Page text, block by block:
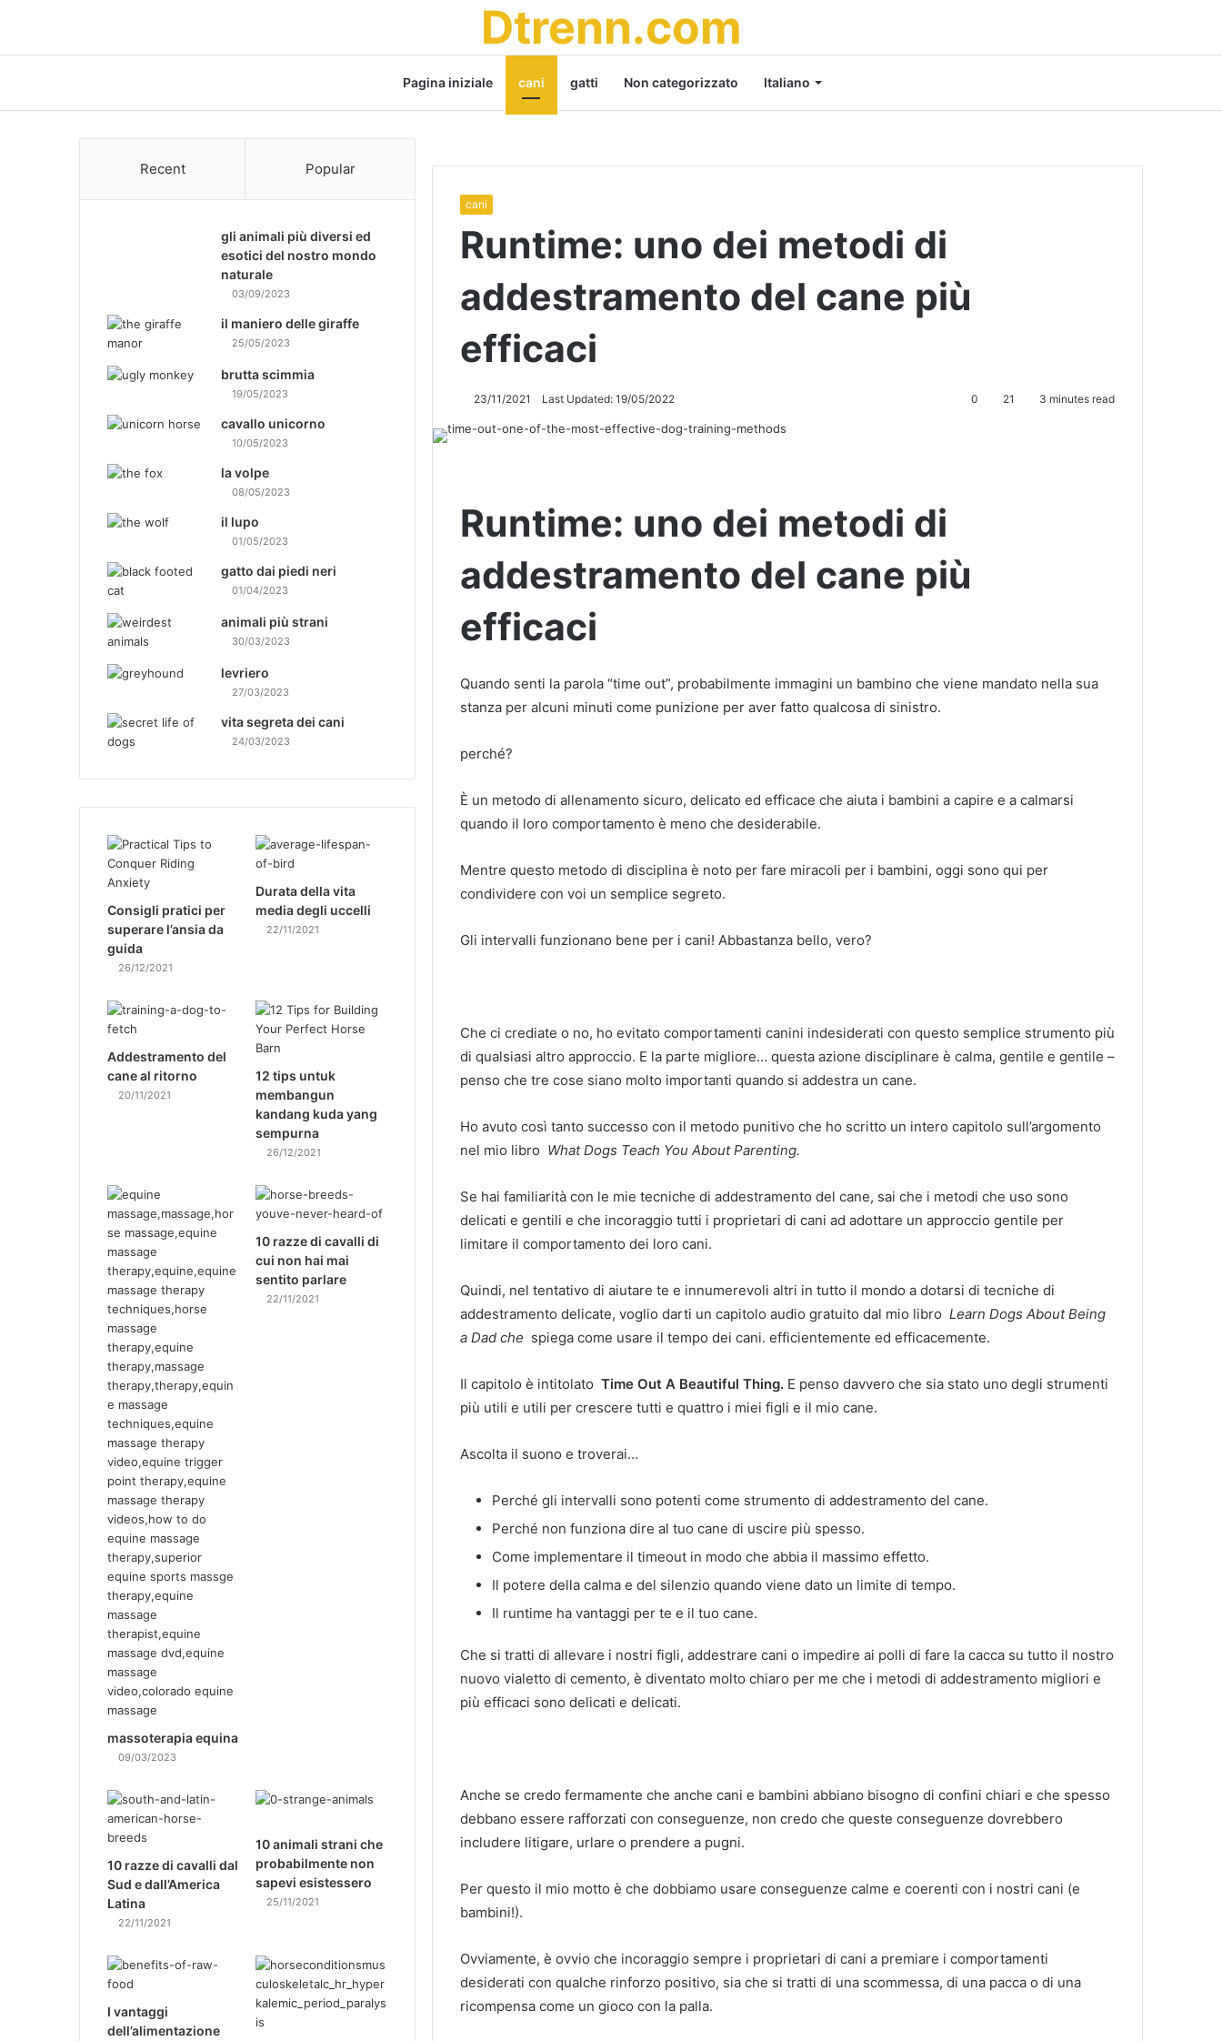
Dtrenn.com
Pagina iniziale cani gatti Non categorizzato Italiano
cani
Runtime: uno dei metodi di
addestramento del cane più
efficaci
23/11/2021 Last Updated: 19/05/2022 0 21 3 minutes read
Runtime: uno dei metodi di
addestramento del cane più
efficaci
Quando senti la parola “time out”, probabilmente immagini un bambino che viene mandato nella sua
stanza per alcuni minuti come punizione per aver fatto qualcosa di sinistro.
perché?
È un metodo di allenamento sicuro, delicato ed efficace che aiuta i bambini a capire e a calmarsi
quando il loro comportamento è meno che desiderabile.
Mentre questo metodo di disciplina è noto per fare miracoli per i bambini, oggi sono qui per
condividere con voi un semplice segreto.
Gli intervalli funzionano bene per i cani! Abbastanza bello, vero?
Che ci crediate o no, ho evitato comportamenti canini indesiderati con questo semplice strumento più
di qualsiasi altro approccio. E la parte migliore… questa azione disciplinare è calma, gentile e gentile –
penso che tre cose siano molto importanti quando si addestra un cane.
Ho avuto così tanto successo con il metodo punitivo che ho scritto un intero capitolo sull’argomento
nel mio libro What Dogs Teach You About Parenting.
Se hai familiarità con le mie tecniche di addestramento del cane, sai che i metodi che uso sono
delicati e gentili e che incoraggio tutti i proprietari di cani ad adottare un approccio gentile per
limitare il comportamento dei loro cani.
Quindi, nel tentativo di aiutare te e innumerevoli altri in tutto il mondo a dotarsi di tecniche di
addestramento delicate, voglio darti un capitolo audio gratuito dal mio libro Learn Dogs About Being
a Dad che spiega come usare il tempo dei cani. efficientemente ed efficacemente.
Il capitolo è intitolato Time Out A Beautiful Thing. E penso davvero che sia stato uno degli strumenti
più utili e utili per crescere tutti e quattro i miei figli e il mio cane.
Ascolta il suono e troverai…
Perché gli intervalli sono potenti come strumento di addestramento del cane.
Perché non funziona dire al tuo cane di uscire più spesso.
Come implementare il timeout in modo che abbia il massimo effetto.
Il potere della calma e del silenzio quando viene dato un limite di tempo.
Il runtime ha vantaggi per te e il tuo cane.
Che si tratti di allevare i nostri figli, addestrare cani o impedire ai polli di fare la cacca su tutto il nostro
nuovo vialetto di cemento, è diventato molto chiaro per me che i metodi di addestramento migliori e
più efficaci sono delicati e delicati.
Anche se credo fermamente che anche cani e bambini abbiano bisogno di confini chiari e che spesso
debbano essere rafforzati con conseguenze, non credo che queste conseguenze dovrebbero
includere litigare, urlare o prendere a pugni.
Per questo il mio motto è che dobbiamo usare conseguenze calme e coerenti con i nostri cani (e
bambini!).
Ovviamente, è ovvio che incoraggio sempre i proprietari di cani a premiare i comportamenti
desiderati con qualche rinforzo positivo, sia che si tratti di una scommessa, di una pacca o di una
ricompensa come un gioco con la palla.
Recent Popular
gli animali più diversi ed
esotici del nostro mondo
naturale
03/09/2023
il maniero delle giraffe
25/05/2023
brutta scimmia
19/05/2023
cavallo unicorno
10/05/2023
la volpe
08/05/2023
il lupo
01/05/2023
gatto dai piedi neri
01/04/2023
animali più strani
30/03/2023
levriero
27/03/2023
vita segreta dei cani
24/03/2023
Consigli pratici per
superare l’ansia da
guida
26/12/2021
Durata della vita
media degli uccelli
22/11/2021
Addestramento del
cane al ritorno
20/11/2021
12 tips untuk
membangun
kandang kuda yang
sempurna
26/12/2021
massoterapia equina
09/03/2023
10 razze di cavalli di
cui non hai mai
sentito parlare
22/11/2021
10 razze di cavalli dal
Sud e dall’America
Latina
22/11/2021
10 animali strani che
probabilmente non
sapevi esistessero
25/11/2021
I vantaggi
dell’alimentazione